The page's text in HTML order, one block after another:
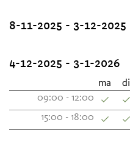
8-11-2025 - 3-12-2025
4-12-2025 - 3-1-2026
ma di
09:00 - 12:00
15:00 - 18:00